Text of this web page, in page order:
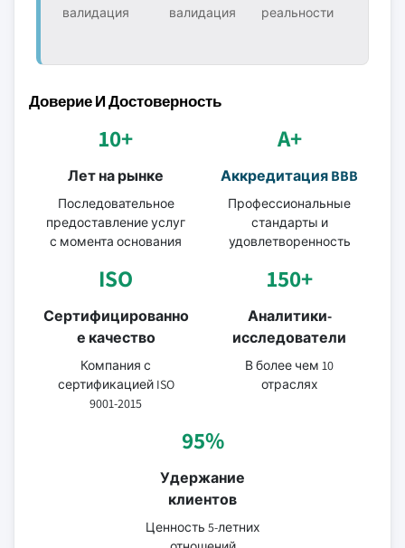
валидация
валидация
реальности
Доверие И Достоверность
10+
Лет на рынке
Последовательное
предоставление услуг
с момента основания
A+
Аккредитация BBB
Профессиональные
стандарты и
удовлетворенность
ISO
Сертифицированно
е качество
Компания с
сертификацией ISO
9001-2015
150+
Аналитики-
исследователи
В более чем 10
отраслях
95%
Удержание
клиентов
Ценность 5-летних